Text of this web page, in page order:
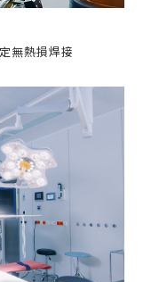
無熱損焊接